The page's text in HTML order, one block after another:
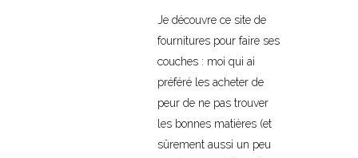
Je découvre ce site de
fournitures pour faire ses
couches : moi qui ai
préféré les acheter de
peur de ne pas trouver
les bonnes matières (et
sûrement aussi un peu